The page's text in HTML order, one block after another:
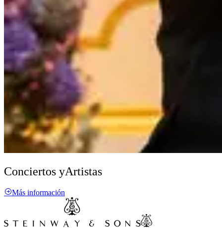
Conciertos yArtistas
Más información